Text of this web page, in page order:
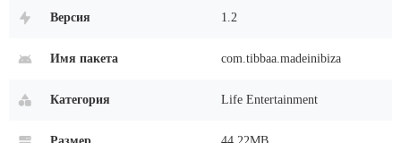
Версия 1.2
Имя пакета com.tibbaa.madeinibiza
Категория Life Entertainment